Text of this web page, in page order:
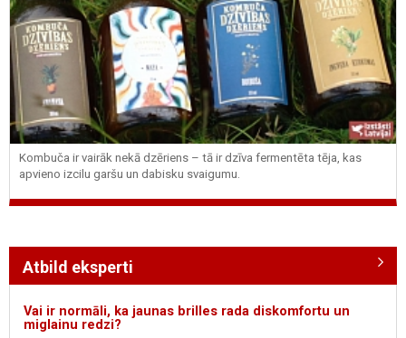
Kombuča ir vairāk nekā dzēriens – tā ir dzīva fermentēta tēja, kas
apvieno izcilu garšu un dabisku svaigumu.
Atbild eksperti
Vai ir normāli, ka jaunas brilles rada diskomfortu un
miglainu redzi?